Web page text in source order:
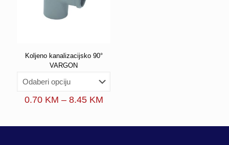
Koljeno kanalizacijsko 90°
VARGON
0.70 KM – 8.45 KMPrice
through